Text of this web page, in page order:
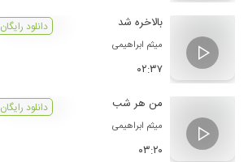
بالاخره شد
میثم ابراهیمی
۰۲:۳۷
دانلود رایگان
من هر شب
میثم ابراهیمی
۰۳:۲۰
دانلود رایگان